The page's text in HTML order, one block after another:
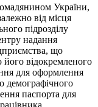
України,
від місця
підрозділу
надання
що
відокремленого
для оформлення
демографічного
паспорта для